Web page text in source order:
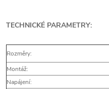
TECHNICKÉ PARAMETRY:
Rozměry:
Montáž:
Napájení: